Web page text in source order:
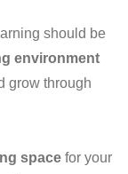
should be
environment
grow through
space for your